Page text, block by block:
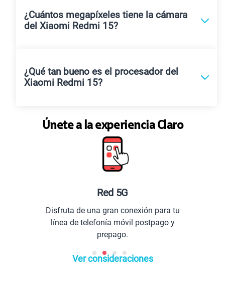
¿Cuántos megapíxeles tiene la cámara
del Xiaomi Redmi 15?
¿Qué tan bueno es el procesador del
Xiaomi Redmi 15?
Únete a la experiencia Claro
Disfruta de una gran conexión para tu
línea de telefonía móvil postpago y
Ver consideraciones